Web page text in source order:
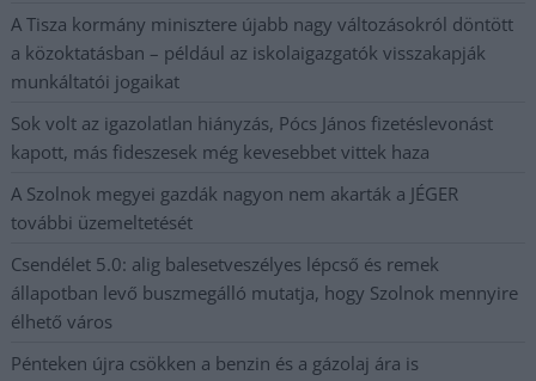
A Tisza kormány minisztere újabb nagy változásokról döntött
a közoktatásban – például az iskolaigazgatók visszakapják
munkáltatói jogaikat
Sok volt az igazolatlan hiányzás, Pócs János fizetéslevonást
kapott, más fideszesek még kevesebbet vittek haza
A Szolnok megyei gazdák nagyon nem akarták a JÉGER
további üzemeltetését
Csendélet 5.0: alig balesetveszélyes lépcső és remek
állapotban levő buszmegálló mutatja, hogy Szolnok mennyire
élhető város
Pénteken újra csökken a benzin és a gázolaj ára is